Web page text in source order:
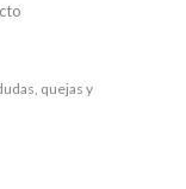
quejas y